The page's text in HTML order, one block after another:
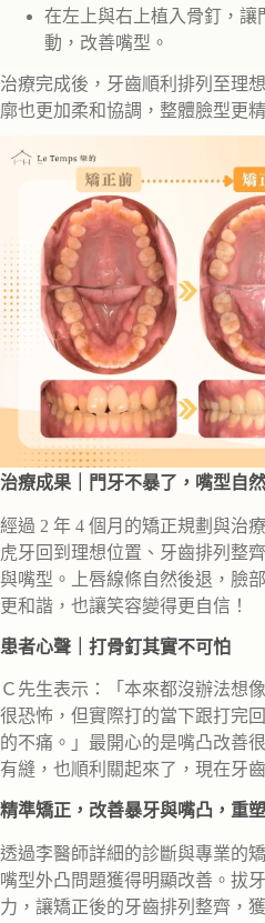
在左上與右上植入骨釘，
動，改善嘴型。
治療完成後，牙齒順利排列至理
廓也更加柔和協調，整體臉型更精
治療成果｜門牙不暴了，嘴型自
經過 2 年 4 個月的矯正規劃與治
虎牙回到理想位置、牙齒排列整
與嘴型。上唇線條自然後退，臉
更和諧，也讓笑容變得更自信！
患者心聲｜打骨釘其實不可怕
Ｃ先生表示：「本來都沒辦法想
很恐怖，但實際打的當下跟打完
的不痛。」最開心的是嘴凸改善
有縫，也順利關起來了，現在牙
精準矯正，改善暴牙與嘴凸，重
透過李醫師詳細的診斷與專業的
嘴型外凸問題獲得明顯改善。拔
力，讓矯正後的牙齒排列整齊，